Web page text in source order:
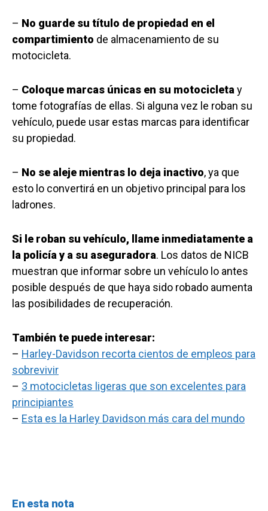
– No guarde su título de propiedad en el
compartimiento de almacenamiento de su
motocicleta.
– Coloque marcas únicas en su motocicleta y
tome fotografías de ellas. Si alguna vez le roban su
vehículo, puede usar estas marcas para identificar
su propiedad.
– No se aleje mientras lo deja inactivo, ya que
esto lo convertirá en un objetivo principal para los
ladrones.
Si le roban su vehículo, llame inmediatamente a
la policía y a su aseguradora. Los datos de NICB
muestran que informar sobre un vehículo lo antes
posible después de que haya sido robado aumenta
las posibilidades de recuperación.
También te puede interesar:
– Harley-Davidson recorta cientos de empleos para
sobrevivir
– 3 motocicletas ligeras que son excelentes para
principiantes
– Esta es la Harley Davidson más cara del mundo
En esta nota